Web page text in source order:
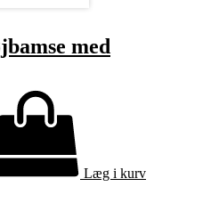
med
Læg i kurv